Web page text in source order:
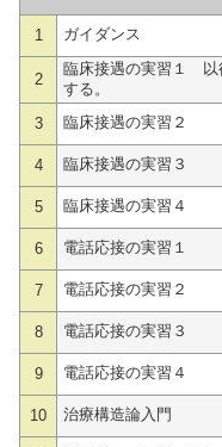
1 ガイダンス
2
臨床接遇の実習１ 以
する。
3 臨床接遇の実習２
4 臨床接遇の実習３
5 臨床接遇の実習４
6 電話応接の実習１
7 電話応接の実習２
8 電話応接の実習３
9 電話応接の実習４
10 治療構造論入門